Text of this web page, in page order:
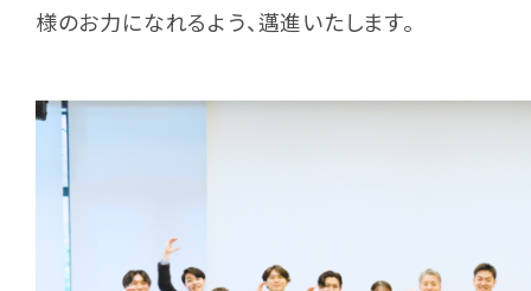
様のお力になれるよう、邁進いたします。